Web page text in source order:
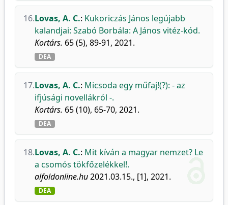
16.Lovas, A. C.: Kukoriczás János legújabb
kalandjai: Szabó Borbála: A János vitéz-kód.
Kortárs. 65 (5), 89-91, 2021.
DEA
17.Lovas, A. C.: Micsoda egy műfaj!(?): - az
ifjúsági novellákról -.
Kortárs. 65 (10), 65-70, 2021.
DEA
18.Lovas, A. C.: Mit kíván a magyar nemzet? Le
a csomós tökfőzelékkel!.
alfoldonline.hu2021.03.15., [1], 2021.
DEA